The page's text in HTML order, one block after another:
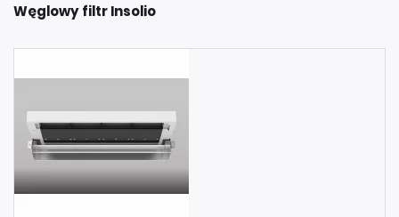
Węglowy filtr Insolio